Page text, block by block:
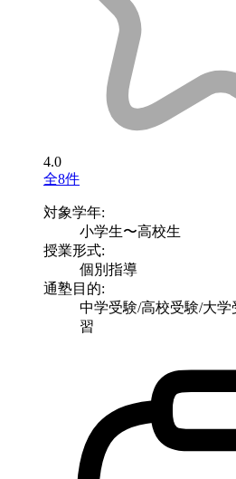
4.0
全8件
対象学年:
小学生〜高校生
授業形式:
個別指導
通塾目的:
中学受験/高校受験/大
習